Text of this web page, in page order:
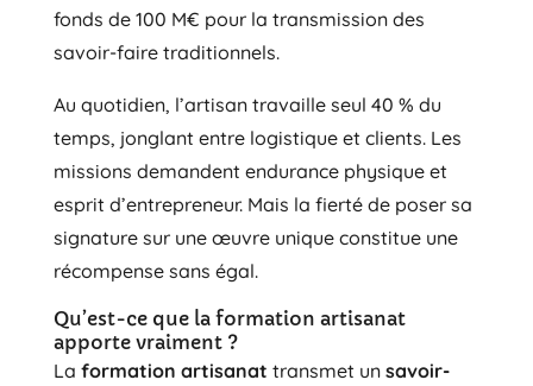
fonds de 100 M€ pour la transmission des
savoir-faire traditionnels.
Au quotidien, l’artisan travaille seul 40 % du
temps, jonglant entre logistique et clients. Les
missions demandent endurance physique et
esprit d’entrepreneur. Mais la fierté de poser sa
signature sur une œuvre unique constitue une
récompense sans égal.
Qu’est-ce que la formation artisanat
apporte vraiment ?
La formation artisanat transmet un savoir-